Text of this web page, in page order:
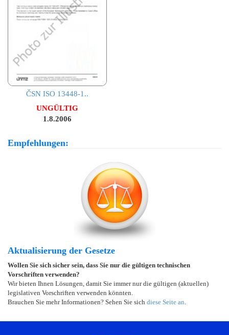
ČSN ISO 13448-1..
UNGÜLTIG
1.8.2006
Empfehlungen:
Aktualisierung der Gesetze
Wollen Sie sich sicher sein, dass Sie nur die gültigen technischen
Vorschriften verwenden?
Wir bieten Ihnen Lösungen, damit Sie immer nur die gültigen (aktuellen)
legislativen Vorschriften verwenden könnten.
Brauchen Sie mehr Informationen? Sehen Sie sich diese Seite an